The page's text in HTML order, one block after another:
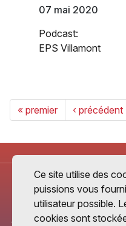
07 mai 2020
Podcast:
EPS Villamont
« premier ‹ précédent
Ce site utilise des
puissions vous
utilisateur possible.
cookies sont